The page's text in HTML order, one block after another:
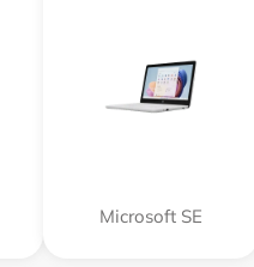
Microsoft SE